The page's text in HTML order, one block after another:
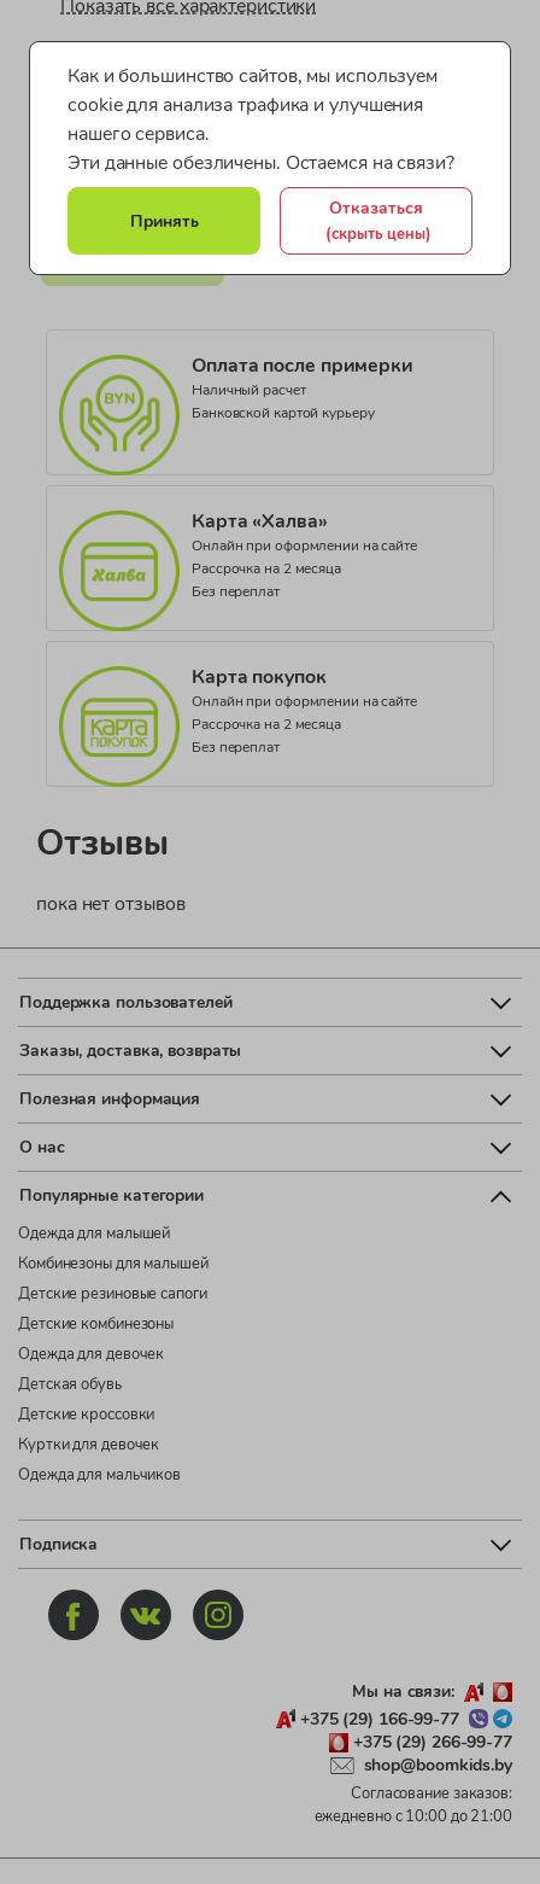
Страна производства
КНР (Китайская Народная Республика)
Документ о соответствии
ДЕАЭС N RU Д-EE.РА01.В.40562/21
Коллекция
ROMAN2
Показать все характеристики
Одежда для мальчиков от 4 до 7 лет
Одежда для мальчиков от 8 до 10 лет
Одежда для мальчиков от 10 до 12 лет
Зимняя верхняя одежда для мальчиков
Оплата после примерки
Наличный расчет
Банковской картой курьеру
Карта «Халва»
Онлайн при оформлении на сайте
Рассрочка на 2 месяца
Без переплат
Карта покупок
Онлайн при оформлении на сайте
Рассрочка на 2 месяца
Без переплат
Отзывы
пока нет отзывов
Поддержка пользователей
Заказы, доставка, возвраты
Полезная информация
О нас
Популярные категории
Одежда для малышей
Комбинезоны для малышей
Детские резиновые сапоги
Детские комбинезоны
Одежда для девочек
Детская обувь
Детские кроссовки
Куртки для девочек
Одежда для мальчиков
Подписка
Мы на связи:
+375 (29) 166-99-77
+375 (29) 266-99-77
shop@boomkids.by
Согласование заказов:
ежедневно с 10:00 до 21:00
Как и большинство сайтов, мы используем
cookie для анализа трафика и улучшения
нашего сервиса.
Эти данные обезличены. Остаемся на связи?
Принять
Отказаться
(скрыть цены)